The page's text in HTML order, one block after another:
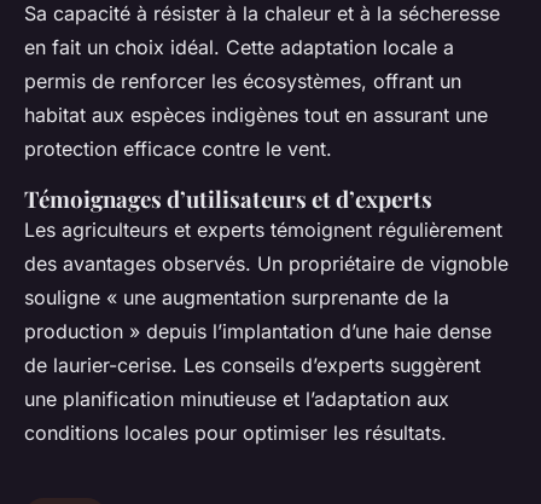
Sa capacité à résister à la chaleur et à la sécheresse
en fait un choix idéal. Cette adaptation locale a
permis de renforcer les écosystèmes, offrant un
habitat aux espèces indigènes tout en assurant une
protection efficace contre le vent.
Témoignages d’utilisateurs et d’experts
Les agriculteurs et experts témoignent régulièrement
des avantages observés. Un propriétaire de vignoble
souligne « une augmentation surprenante de la
production » depuis l’implantation d’une haie dense
de laurier-cerise. Les conseils d’experts suggèrent
une planification minutieuse et l’adaptation aux
conditions locales pour optimiser les résultats.